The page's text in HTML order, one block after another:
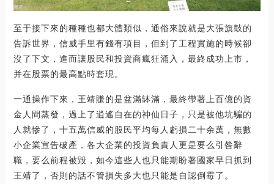
至于接下來的種種也都大體類似，通俗來說就是大張旗鼓的
告訴世界，信威手里有錢有項目，但到了工程實施的時候卻
沒了下文，進而讓股民和投資商瘋狂涌入，最終成功上市，
并在股票的最高點時套現。
一通操作下來，王靖賺的是盆滿缽滿，最終帶著上百億的資
金人間蒸發，過上了逍遙自在的神仙日子，只是被他坑騙的
人就慘了，十五萬信威的股民平均每人虧損二十余萬，無數
小企業宣告破產，各大企業的投資負責人更是要么引咎辭
職，要么前程被毀，如今這些人也只能期盼著國家早日抓到
王靖了，否則的話不管損失多大也只能是自認倒霉了。